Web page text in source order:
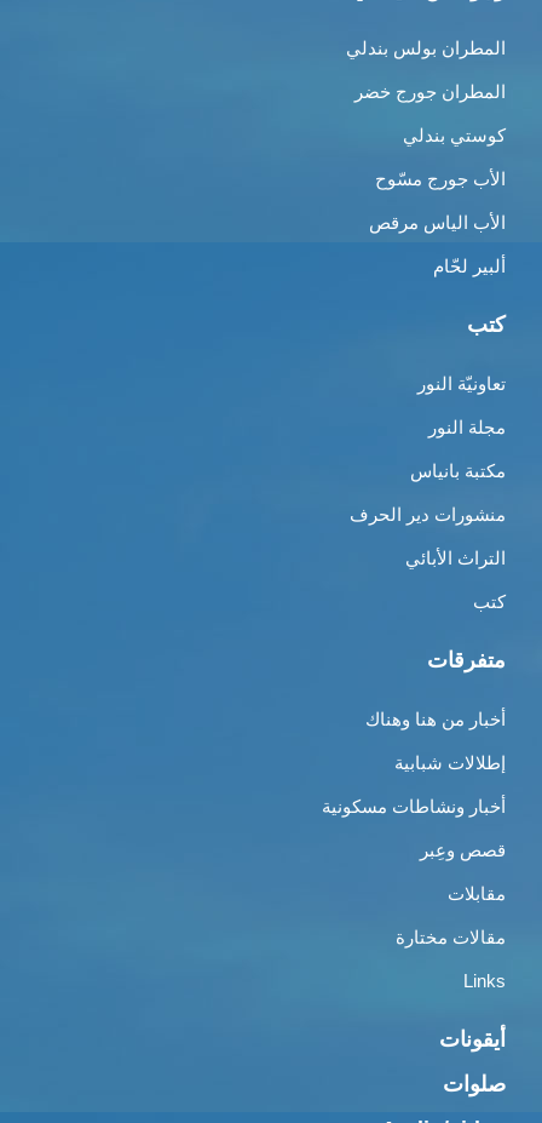
المطران بولس بندلي
المطران جورج خضر
كوستي بندلي
الأب جورج مسّوح
الأب الياس مرقص
ألبير لحّام
كتب
تعاونيّة النور
مجلة النور
مكتبة بانياس
منشورات دير الحرف
التراث الأبائي
كتب
متفرقات
أخبار من هنا وهناك
إطلالات شبابية
أخبار ونشاطات مسكونية
قصص وعِبر
مقابلات
مقالات مختارة
Links
أيقونات
صلوات